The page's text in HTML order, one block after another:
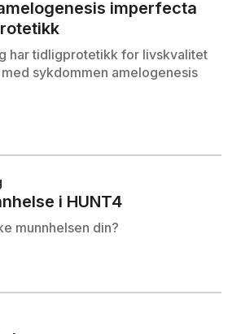
imperfecta
har tidligprotetikk for livskvalitet
sykdommen amelogenesis
i HUNT4
munnhelsen din?